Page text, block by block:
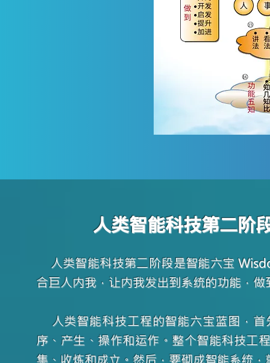
人类智能科技第二阶
人类智能科技第二阶段是智能六宝
合巨人内我，让内我发出到系统的功能，
人类智能科技工程的智能六宝蓝图，首
序、产生、操作和运作。整个智能科技工
集、收炼和成立。然后，要砌成智能系统